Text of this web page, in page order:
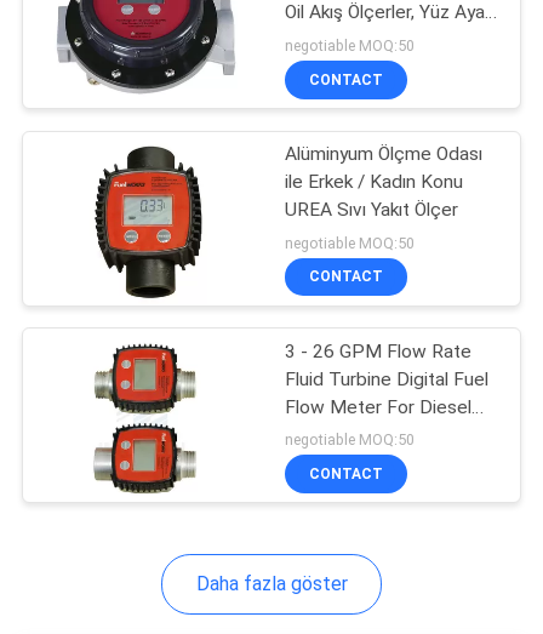
Hava ve Su Hortumu
Goodyear Hortum
Makarası
Elektrik kablosu
makarası
Oil Akış Ölçerler, Yüz Ayarlı
360º
negotiable MOQ:50
CONTACT
Alüminyum Ölçme Odası
ile Erkek / Kadın Konu
UREA Sıvı Yakıt Ölçer
negotiable MOQ:50
CONTACT
3 - 26 GPM Flow Rate
Fluid Turbine Digital Fuel
Flow Meter For Diesel
Kerosene
negotiable MOQ:50
CONTACT
Daha fazla göster